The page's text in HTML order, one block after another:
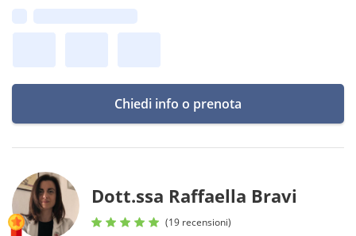
Chiedi info o prenota
Dott.ssa Raffaella Bravi
(19 recensioni)